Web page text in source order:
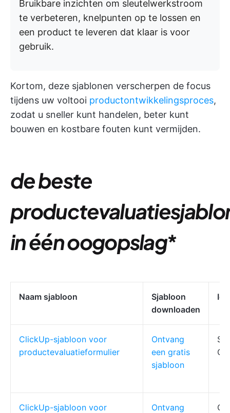
Bruikbare inzichten om sleutelwerkstroom
te verbeteren, knelpunten op te lossen en
een product te leveren dat klaar is voor
gebruik.
Kortom, deze sjablonen verscherpen de focus
tijdens uw voltooi productontwikkelingsproces,
zodat u sneller kunt handelen, beter kunt
bouwen en kostbare fouten kunt vermijden.
de beste
in één oogopslag*
Naam sjabloon
Sjabloon
downloaden
ClickUp-sjabloon voor
productevaluatieformulier
Ontvang
een gratis
sjabloon
ClickUp-sjabloon voor
Ontvang